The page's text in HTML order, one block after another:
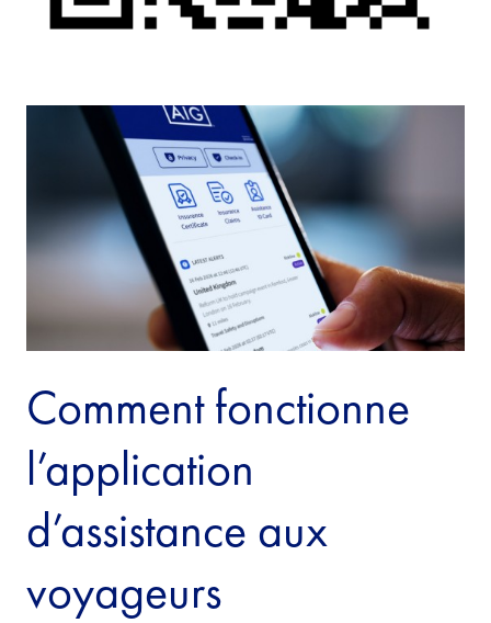
Comment fonctionne
l’application
d’assistance aux
voyageurs